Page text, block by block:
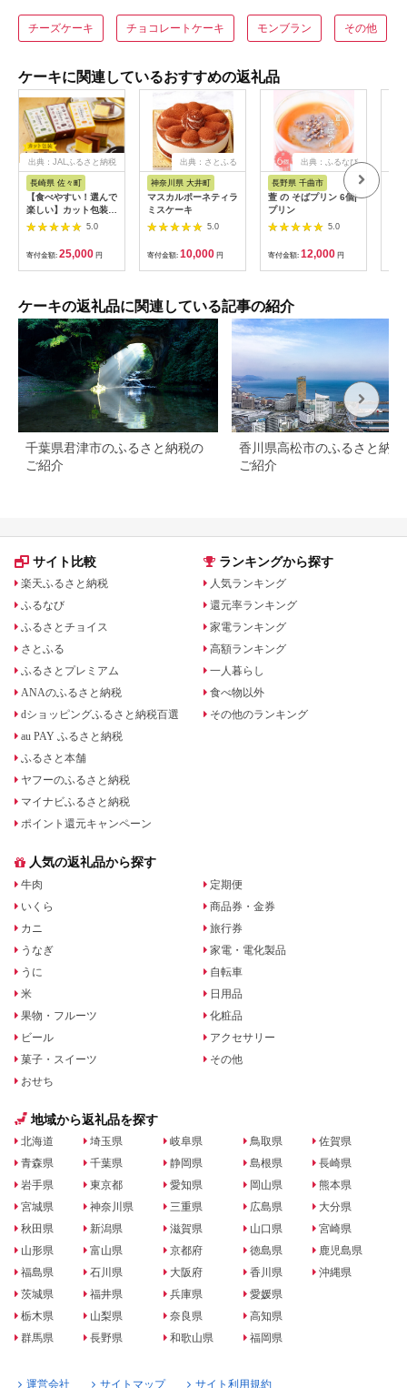
チーズケーキ チョコレートケーキ モンブラン その他
ケーキに関連しているおすすめの返礼品
出典：JALふるさと納税
長崎県 佐々町
【食べやすい！選んで
楽しい】カット包装
カステラ 6箱入「1箱
5個入り」（プレーン
×2・抹茶×2・チョコ
レート×2）【文明堂
総本店】 [QAU005]
5.0
寄付金額: 25,000 円
出典：さとふる
神奈川県 大井町
マスカルポーネティラ
ミスケーキ
5.0
寄付金額: 10,000 円
出典：ふるなび
長野県 千曲市
萱 の そばプリン 6個|
プリン
5.0
寄付金額: 12,000 円
ケーキの返礼品に関連している記事の紹介
千葉県君津市のふるさと納税の
ご紹介
香川県高松市のふるさと納税
ご紹介
サイト比較
楽天ふるさと納税
ふるなび
ふるさとチョイス
さとふる
ふるさとプレミアム
ANAのふるさと納税
dショッピングふるさと納税百選
au PAY ふるさと納税
ふるさと本舗
ヤフーのふるさと納税
マイナビふるさと納税
ポイント還元キャンペーン
ランキングから探す
人気ランキング
還元率ランキング
家電ランキング
高額ランキング
一人暮らし
食べ物以外
その他のランキング
人気の返礼品から探す
牛肉
いくら
カニ
うなぎ
うに
米
果物・フルーツ
ビール
菓子・スイーツ
おせち
定期便
商品券・金券
旅行券
家電・電化製品
自転車
日用品
化粧品
アクセサリー
その他
地域から返礼品を探す
北海道
青森県
岩手県
宮城県
秋田県
山形県
福島県
茨城県
栃木県
群馬県
埼玉県
千葉県
東京都
神奈川県
新潟県
富山県
石川県
福井県
山梨県
長野県
岐阜県
静岡県
愛知県
三重県
滋賀県
京都府
大阪府
兵庫県
奈良県
和歌山県
鳥取県
島根県
岡山県
広島県
山口県
徳島県
香川県
愛媛県
高知県
福岡県
佐賀県
長崎県
熊本県
大分県
宮崎県
鹿児島県
沖縄県
運営会社 サイトマップ サイト利用規約